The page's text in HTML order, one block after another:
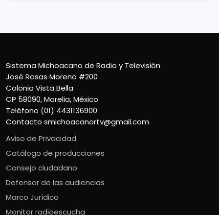
Sistema Michoacano de Radio y Televisión
José Rosas Moreno #200
Colonia Vista Bella
CP 58090, Morelia, México
Teléfono (01) 4431136900
Contacto smichoacanortv@gmail.com
Aviso de Privacidad
Catálogo de producciones
Consejo ciudadano
Defensor de las audiencias
Marco Jurídico
Monitor radioescucha